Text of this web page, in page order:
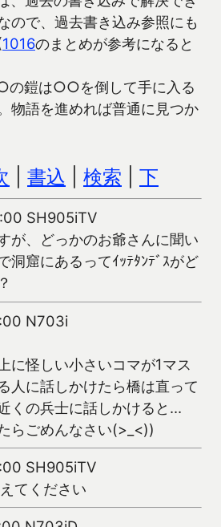
ので、過去書き込み参照にも
1016のまとめが参考になると
の鎧は○○を倒して手に入る
物語を進めれば普通に見つか
書込 検索 下
SH905iTV
が、どっかのお爺さんに聞い
洞窟にあるってｲｯﾃﾀﾝﾃﾞｽがど
N703i
に怪しい小さいコマが1マス
人に話しかけたら橋は直って
くの兵士に話しかけると…
らごめんなさい(>_<))
SH905iTV
てください